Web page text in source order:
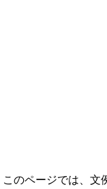
このページでは、文